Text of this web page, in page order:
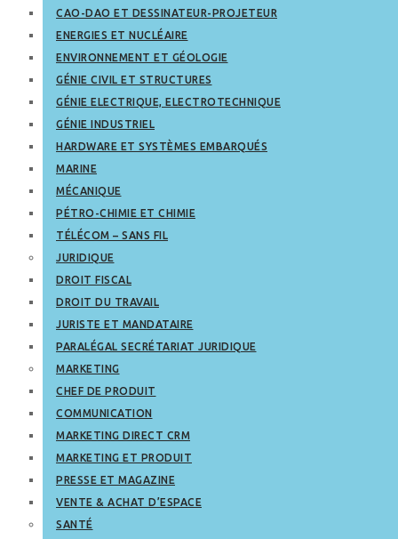
CAO-DAO ET DESSINATEUR-PROJETEUR
ENERGIES ET NUCLÉAIRE
ENVIRONNEMENT ET GÉOLOGIE
GÉNIE CIVIL ET STRUCTURES
GÉNIE ELECTRIQUE, ELECTROTECHNIQUE
GÉNIE INDUSTRIEL
HARDWARE ET SYSTÈMES EMBARQUÉS
MARINE
MÉCANIQUE
PÉTRO-CHIMIE ET CHIMIE
TÉLÉCOM – SANS FIL
JURIDIQUE
DROIT FISCAL
DROIT DU TRAVAIL
JURISTE ET MANDATAIRE
PARALÉGAL SECRÉTARIAT JURIDIQUE
MARKETING
CHEF DE PRODUIT
COMMUNICATION
MARKETING DIRECT CRM
MARKETING ET PRODUIT
PRESSE ET MAGAZINE
VENTE & ACHAT D’ESPACE
SANTÉ